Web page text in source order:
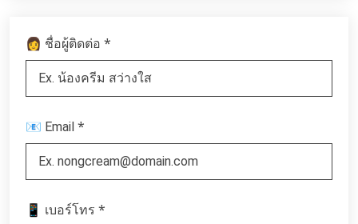
👩 ชื่อผู้ติดต่อ *
📧 Email *
📱 เบอร์โทร *